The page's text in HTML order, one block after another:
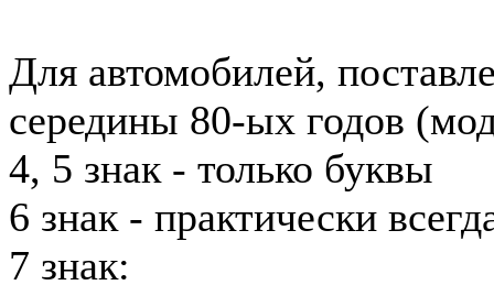
Для автомобилей,
середины 80-ых годов
4, 5 знак - только буквы
6 знак - практически
7 знак: